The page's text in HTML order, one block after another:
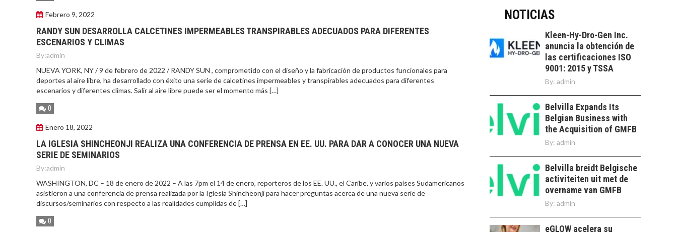
Febrero 9, 2022
RANDY SUN DESARROLLA CALCETINES IMPERMEABLES TRANSPIRABLES ADECUADOS PARA DIFERENTES
ESCENARIOS Y CLIMAS
By:admin
NUEVA YORK, NY / 9 de febrero de 2022 / RANDY SUN , comprometido con el diseño y la fabricación de productos funcionales para
deportes al aire libre, ha desarrollado con éxito una serie de calcetines impermeables y transpirables adecuados para diferentes
escenarios y diferentes climas. Salir al aire libre puede ser el momento más […]
0
Enero 18, 2022
LA IGLESIA SHINCHEONJI REALIZA UNA CONFERENCIA DE PRENSA EN EE. UU. PARA DAR A CONOCER UNA NUEVA
SERIE DE SEMINARIOS
By:admin
WASHINGTON, DC – 18 de enero de 2022 – A las 7pm el 14 de enero, reporteros de los EE. UU., el Caribe, y varios países Sudamericanos
asistieron a una conferencia de prensa realizada por la Iglesia Shincheonji para hacer preguntas acerca de una nueva serie de
discursos/seminarios con respecto a las realidades cumplidas de […]
0
SOSTENIBILIDAD
Minería chilena: un
pilar estratégico ante
el reto ineludible de…
CAPITAL DE RIESGO
EN CHILE:
OPORTUNIDADES
PARA STARTUPS Y
NUEVOS NEGOCIOS
Capital de riesgo en
Chile: motor de
innovación para
LA
TRANSFORMACIÓN
DE LOS RECURSOS
HUMANOS EN LAS
EMPRESAS
La transformación
estratégica de los
NOTICIAS
Kleen-Hy-Dro-Gen Inc.
anuncia la obtención de
las certificaciones ISO
9001: 2015 y TSSA
By: admin
Belvilla Expands Its
Belgian Business with
the Acquisition of GMFB
By: admin
Belvilla breidt Belgische
activiteiten uit met de
overname van GMFB
By: admin
eGLOW acelera su